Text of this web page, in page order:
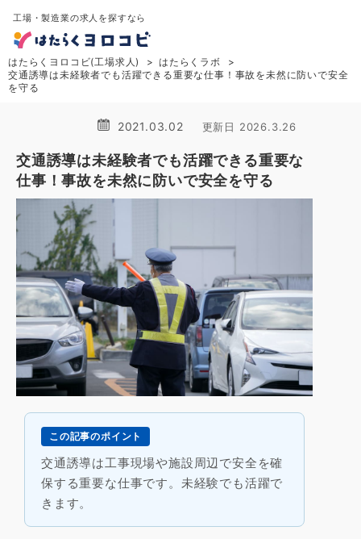
工場・製造業の求人を探すなら
はたらくヨロコビ(工場求人)
はたらくラボ
交通誘導は未経験者でも活躍できる重要な仕事！事故を未然に防いで安全
を守る
2021.03.02 更新日 2026.3.26
交通誘導は未経験者でも活躍できる重要な
仕事！事故を未然に防いで安全を守る
この記事のポイント
交通誘導は工事現場や施設周辺で安全を確
保する重要な仕事です。未経験でも活躍で
きます。